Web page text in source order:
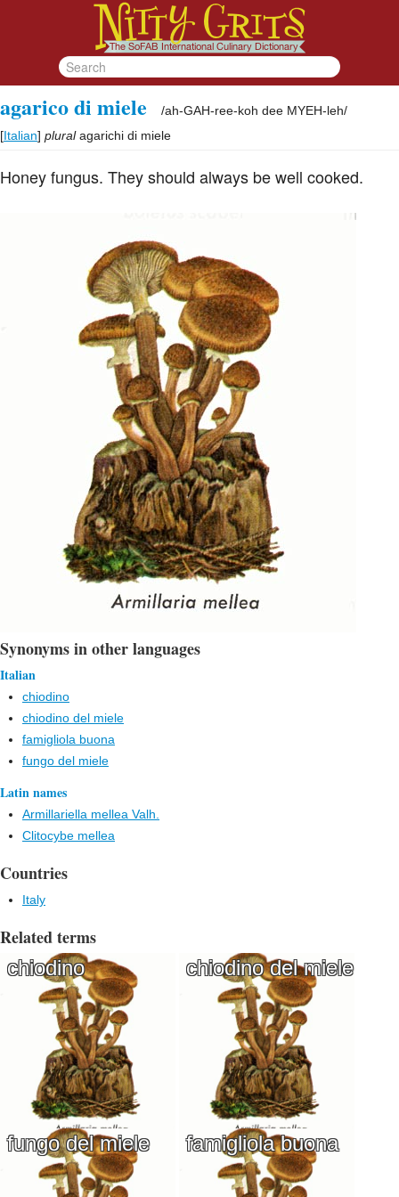
agarico di miele /ah-GAH-ree-koh dee MYEH-leh/
[Italian] plural agarichi di miele
Honey fungus. They should always be well cooked.
Synonyms in other languages
Italian
chiodino
chiodino del miele
famigliola buona
fungo del miele
Latin names
Armillariella mellea Valh.
Clitocybe mellea
Countries
Italy
Related terms
chiodino chiodino del miele
fungo del miele famigliola buona